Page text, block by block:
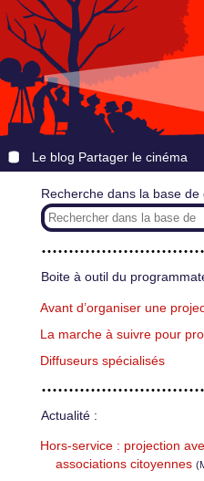
Le blog Partager le cinéma
Recherche dans la base de
Boite à outil du
Avant d’organiser une
La marche à suivre pour
Diffuseurs spécialisés
Actualité :
Hors-service : projection
associations citoyennes